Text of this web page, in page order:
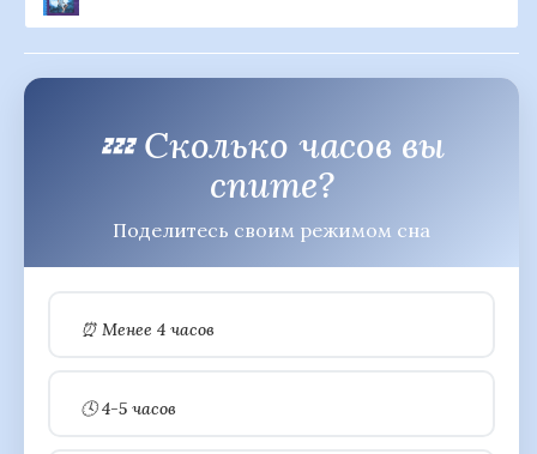
💤 Сколько часов вы
спите?
Поделитесь своим режимом сна
⏰ Менее 4 часов
🕓 4-5 часов